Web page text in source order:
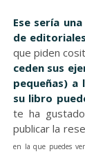
Ese sería
de
que piden
ceden sus
pequeñas) a
su libro
te ha
publicar la
en la que puedes